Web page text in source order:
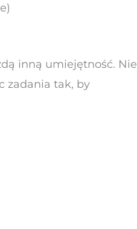
inną umiejętność. Nie
zadania tak, by